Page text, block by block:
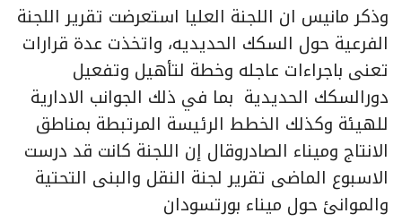
وذكر مانيس ان اللجنة العليا استعرضت تقرير اللجنة
الفرعية حول السكك الحديديه، واتخذت عدة قرارات
تعنى باجراءات عاجله وخطة لتأهيل وتفعيل
دورالسكك الحديدية بما في ذلك الجوانب الادارية
للهيئة وكذلك الخطط الرئيسة المرتبطة بمناطق
الانتاج وميناء الصادروقال إن اللجنة كانت قد درست
الاسبوع الماضى تقرير لجنة النقل والبنى التحتية
والموانئ حول ميناء بورتسودان